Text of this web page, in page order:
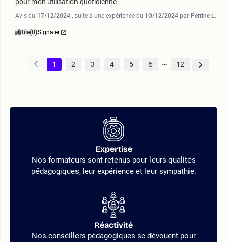
pour mon utilisation quotidienne
Avis du 17/12/2024 , suite à une expérience du 10/12/2024 par Perrine L.
Utile(0)Signaler
1 2 3 4 5 6 12
Expertise
Nos formateurs sont retenus pour leurs qualités
pédagogiques, leur expérience et leur sympathie.
Réactivité
Nos conseillers pédagogiques se dévouent pour